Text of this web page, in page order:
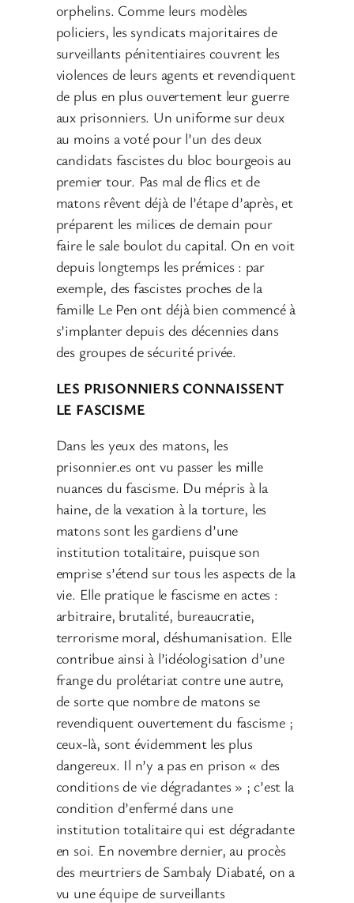
orphelins. Comme leurs modèles
policiers, les syndicats majoritaires de
surveillants pénitentiaires couvrent les
violences de leurs agents et revendiquent
de plus en plus ouvertement leur guerre
aux prisonniers. Un uniforme sur deux
au moins a voté pour l’un des deux
candidats fascistes du bloc bourgeois au
premier tour. Pas mal de flics et de
matons rêvent déjà de l’étape d’après, et
préparent les milices de demain pour
faire le sale boulot du capital. On en voit
depuis longtemps les prémices : par
exemple, des fascistes proches de la
famille Le Pen ont déjà bien commencé à
s’implanter depuis des décennies dans
des groupes de sécurité privée.
LES PRISONNIERS CONNAISSENT
LE FASCISME
Dans les yeux des matons, les
prisonnier.es ont vu passer les mille
nuances du fascisme. Du mépris à la
haine, de la vexation à la torture, les
matons sont les gardiens d’une
institution totalitaire, puisque son
emprise s’étend sur tous les aspects de la
vie. Elle pratique le fascisme en actes :
arbitraire, brutalité, bureaucratie,
terrorisme moral, déshumanisation. Elle
contribue ainsi à l’idéologisation d’une
frange du prolétariat contre une autre,
de sorte que nombre de matons se
revendiquent ouvertement du fascisme ;
ceux-là, sont évidemment les plus
dangereux. Il n’y a pas en prison « des
conditions de vie dégradantes » ; c’est la
condition d’enfermé dans une
institution totalitaire qui est dégradante
en soi. En novembre dernier, au procès
des meurtriers de Sambaly Diabaté, on a
vu une équipe de surveillants